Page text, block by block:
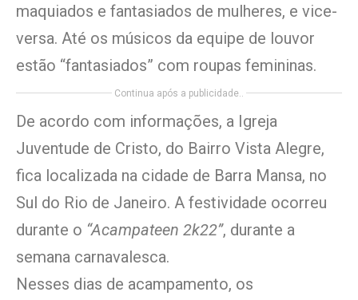
maquiados e fantasiados de mulheres, e vice-
versa. Até os músicos da equipe de louvor
estão “fantasiados” com roupas femininas.
Continua após a publicidade..
De acordo com informações, a Igreja
Juventude de Cristo, do Bairro Vista Alegre,
fica localizada na cidade de Barra Mansa, no
Sul do Rio de Janeiro. A festividade ocorreu
durante o “Acampateen 2k22”, durante a
semana carnavalesca.
Nesses dias de acampamento, os